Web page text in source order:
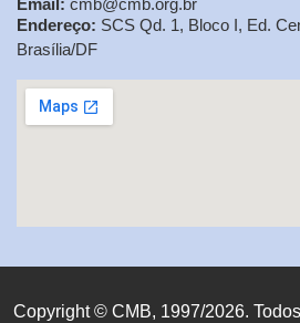
Email: cmb@cmb.org.br
Endereço: SCS Qd. 1, Bloco I, Ed.
Brasília/DF
Copyright © CMB, 1997/2026.